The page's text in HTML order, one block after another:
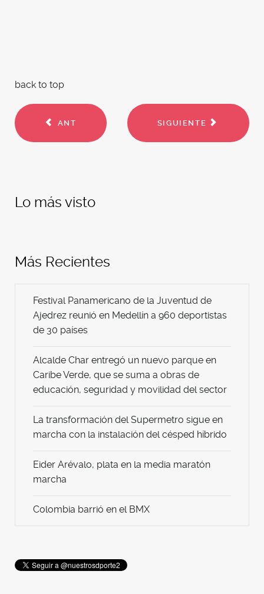
back to top
ANT SIGUIENTE
Lo más visto
Más Recientes
Festival Panamericano de la Juventud de
Ajedrez reunió en Medellín a 960 deportistas
de 30 países
Alcalde Char entregó un nuevo parque en
Caribe Verde, que se suma a obras de
educación, seguridad y movilidad del sector
La transformación del Supermetro sigue en
marcha con la instalación del césped híbrido
Eider Arévalo, plata en la media maratón
marcha
Colombia barrió en el BMX